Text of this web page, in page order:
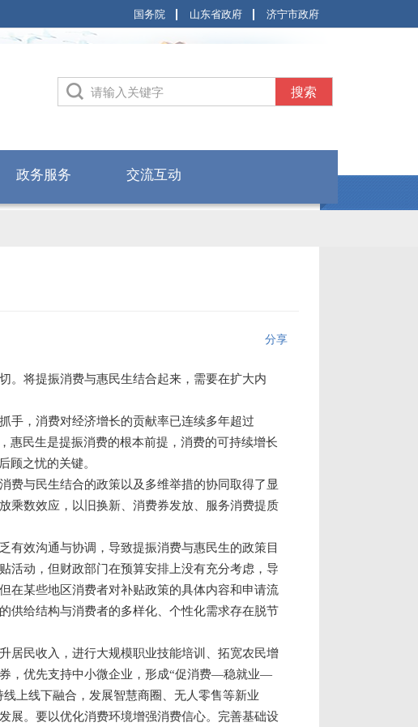
济宁市政府
山东省政府
国务院
搜索
政务服务 交流互动
分享
。将提振消费与惠民生结合起来，需要在扩大内
手，消费对经济增长的贡献率已连续多年超过
惠民生是提振消费的根本前提，消费的可持续增长
顾之忧的关键。
费与民生结合的政策以及多维举措的协同取得了显
乘数效应，以旧换新、消费券发放、服务消费提质
有效沟通与协调，导致提振消费与惠民生的政策目
活动，但财政部门在预算安排上没有充分考虑，导
在某些地区消费者对补贴政策的具体内容和申请流
供给结构与消费者的多样化、个性化需求存在脱节
居民收入，进行大规模职业技能培训、拓宽农民增
，优先支持中小微企业，形成“促消费—稳就业—
上线下融合，发展智慧商圈、无人零售等新业
展。要以优化消费环境增强消费信心。完善基础设